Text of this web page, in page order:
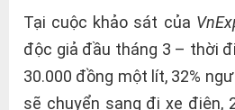
Tại cuộc khảo sát của
độc giả đầu tháng 3 – thời
30.000 đồng một lít, 32%
sẽ chuyển sang đi xe điện,